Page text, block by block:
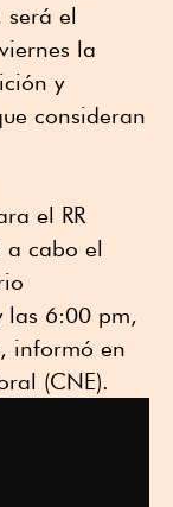
será el
la
y
consideran
el RR
a cabo el
las 6:00 pm,
informó en
(CNE).